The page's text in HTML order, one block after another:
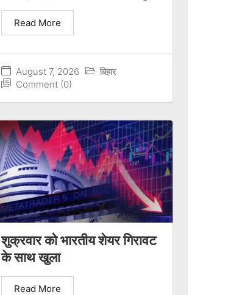
August 7, 2026
बिहार
Comment (0)
Read More
शुक्रवार को भारतीय शेयर गिरावट
के साथ खुला
Read More